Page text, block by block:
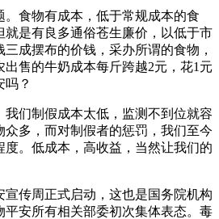
食物有成本，低于常规成本的食
就是有良多通俗苍生廉价，以低于市
成摆布的价钱，采办所谓的食物，
售的牛奶成本每斤跨越2元，花1元
吗？
们制假成本太低，监测不到位就容
多，而对制假者的惩罚，我们至今
。低成本，高收益，当然让我们的
传周正式启动，这也是国务院机构
平安所有相关部委初次集体表态。毒